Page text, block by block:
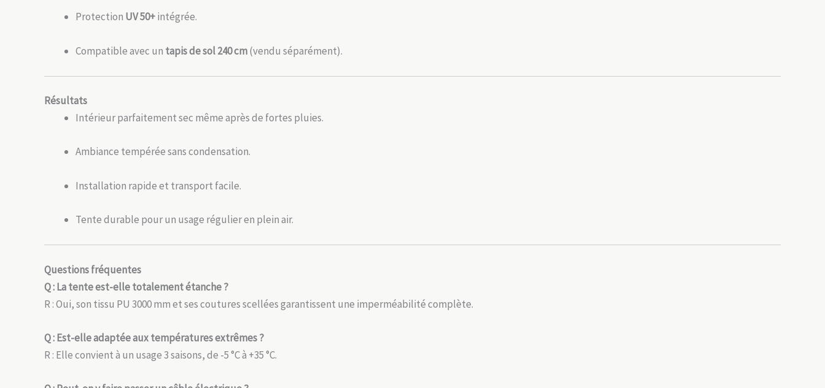
Protection UV 50+intégrée.
Compatible avec un tapis de sol 240 cm(vendu séparément).
Résultats
Intérieur parfaitement sec même après de fortes pluies.
Ambiance tempérée sans condensation.
Installation rapide et transport facile.
Tente durable pour un usage régulier en plein air.
Questions fréquentes
Q : La tente est-elle totalement étanche ?
R : Oui, son tissu PU 3000 mm et ses coutures scellées garantissent une imperméabilité complète.
Q : Est-elle adaptée aux températures extrêmes ?
R : Elle convient à un usage 3 saisons, de -5 °C à +35 °C.